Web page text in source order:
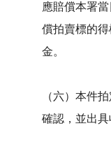
應賠償本署
償拍賣標的
金。
（六）本件
確認，並出具